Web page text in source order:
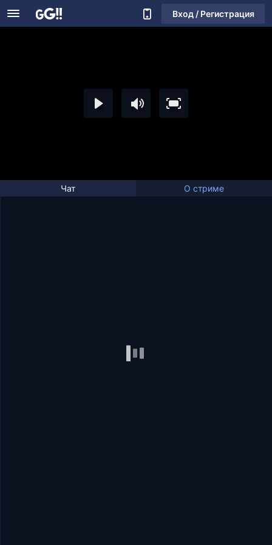
Вход / Регистрация
Чат О стриме